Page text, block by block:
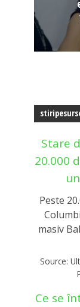
Stare
20.000
Peste
masiv
Source:
Ce se